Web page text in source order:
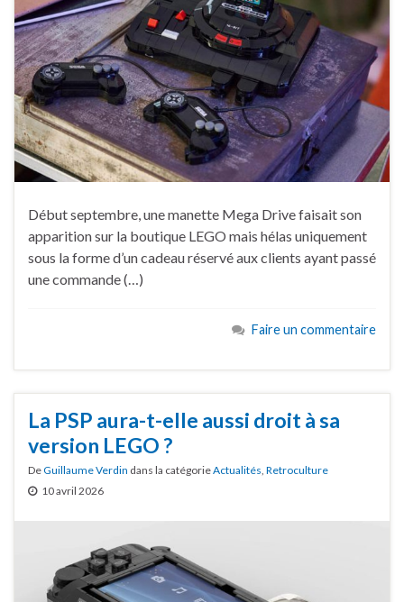
Début septembre, une manette Mega Drive faisait son
apparition sur la boutique LEGO mais hélas uniquement
sous la forme d’un cadeau réservé aux clients ayant passé
une commande (…)
Faire un commentaire
La PSP aura-t-elle aussi droit à sa
version LEGO ?
DeGuillaume Verdin dans la catégorieActualités, Retroculture
10 avril 2026